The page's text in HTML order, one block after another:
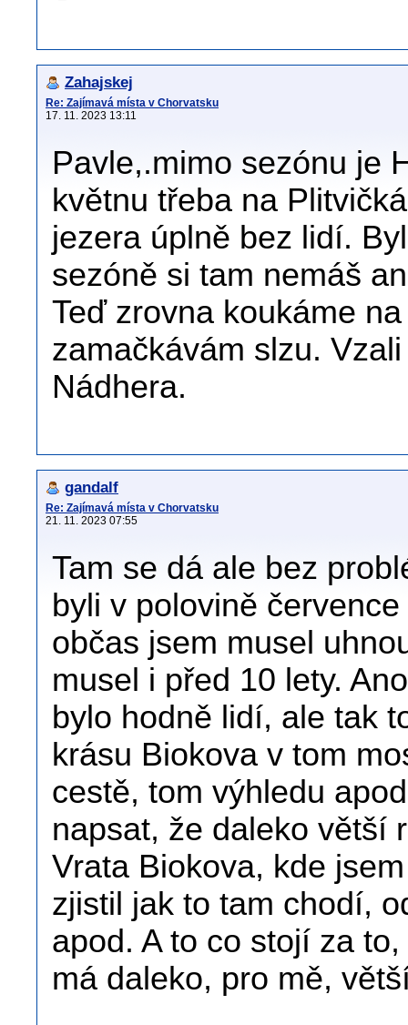
Zahajskej
Re: Zajímavá místa v Chorvatsku
17. 11. 2023 13:11
Pavle,.mimo sezónu je
květnu třeba na
jezera úplně bez lidí.
sezóně si tam nemáš
Teď zrovna koukáme
zamačkávám slzu.
Nádhera.
gandalf
Re: Zajímavá místa v Chorvatsku
21. 11. 2023 07:55
Tam se dá ale bez
byli v polovině
občas jsem musel
musel i před 10 lety.
bylo hodně lidí, ale tak
krásu Biokova v tom
cestě, tom výhledu
napsat, že daleko větší
Vrata Biokova, kde
zjistil jak to tam chodí,
apod. A to co stojí za
má daleko, pro mě,